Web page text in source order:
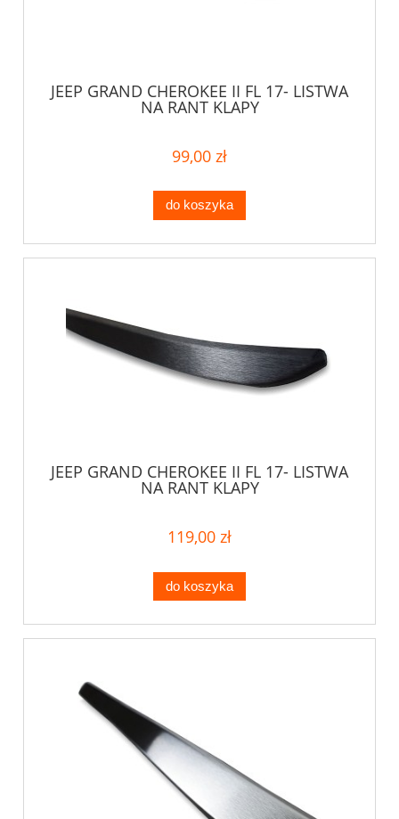
JEEP GRAND CHEROKEE II FL 17- LISTWA
NA RANT KLAPY
99,00 zł
do koszyka
JEEP GRAND CHEROKEE II FL 17- LISTWA
NA RANT KLAPY
119,00 zł
do koszyka